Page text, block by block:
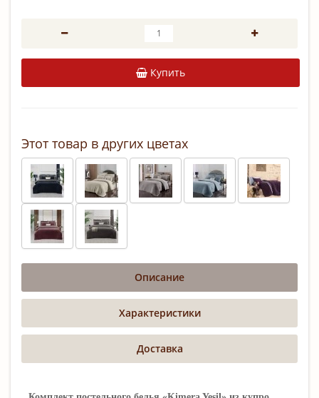
Купить
Этот товар в других цветах
Описание
Характеристики
Доставка